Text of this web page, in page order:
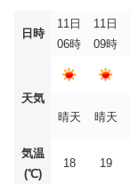
日時
11日
06時
11日
09時
天気
晴天
晴天
気温
(℃)
18 19